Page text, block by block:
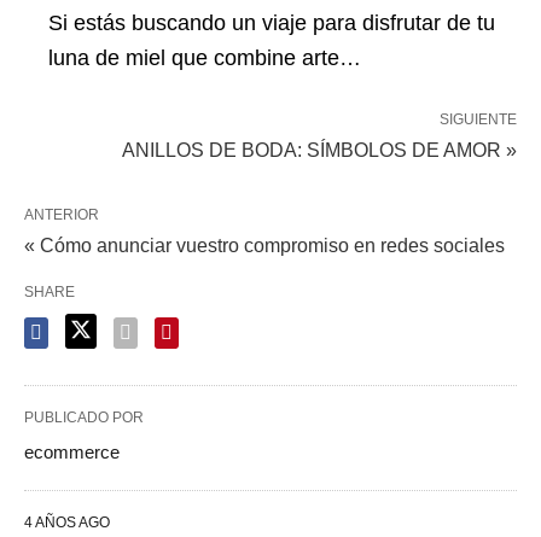
Si estás buscando un viaje para disfrutar de tu
luna de miel que combine arte…
SIGUIENTE
ANILLOS DE BODA: SÍMBOLOS DE AMOR »
ANTERIOR
« Cómo anunciar vuestro compromiso en redes sociales
SHARE
PUBLICADO POR
ecommerce
4 AÑOS AGO